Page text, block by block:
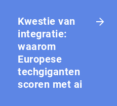
Kwestie van
integratie:
waarom
Europese
techgiganten
scoren met ai